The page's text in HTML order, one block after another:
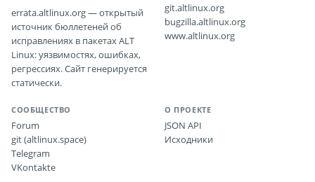
errata.altlinux.org — открытый
источник бюллетеней об
исправлениях в пакетах ALT
Linux: уязвимостях, ошибках,
регрессиях. Сайт генерируется
статически.
git.altlinux.org
bugzilla.altlinux.org
www.altlinux.org
СООБЩЕСТВО
Forum
git (altlinux.space)
Telegram
VKontakte
О ПРОЕКТЕ
JSON API
Исходники